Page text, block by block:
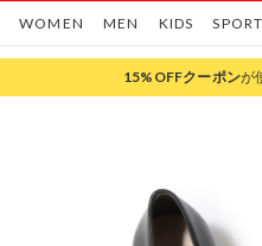
WOMEN MEN KIDS
15%OFFクーポンが